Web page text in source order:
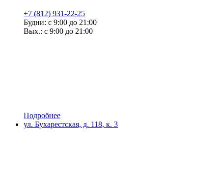
+7 (812) 931-22-25
Будни: с 9:00 до 21:00
Вых.: с 9:00 до 21:00
Подробнее
ул. Бухарестская, д. 118, к. 3